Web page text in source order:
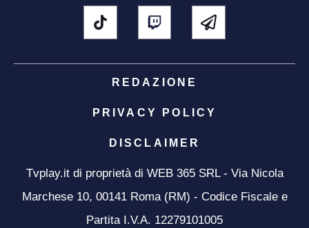
REDAZIONE
PRIVACY POLICY
DISCLAIMER
Tvplay.it di proprietà di WEB 365 SRL - Via Nicola
Marchese 10, 00141 Roma (RM) - Codice Fiscale e
Partita I.V.A. 12279101005